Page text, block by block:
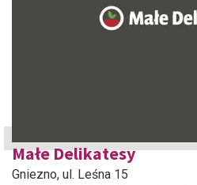
Małe Delikatesy
Gniezno, ul. Leśna 15